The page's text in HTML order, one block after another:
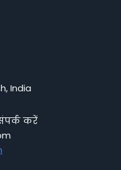
India
करें